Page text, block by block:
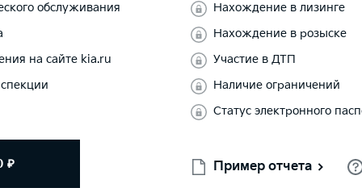
обслуживания
на сайте kia.ru
Нахождение в лизинге
Нахождение в розыске
Участие в ДТП
Наличие ограничений
Статус электронного
Пример отчета
₽